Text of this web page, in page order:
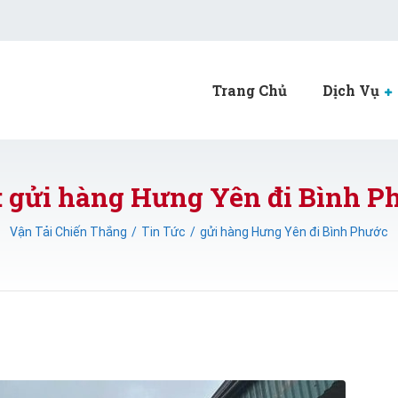
Trang Chủ Dịch Vụ
gửi hàng Hưng Yên đi Bình
Vận Tải Chiến Thắng Tin Tức gửi hàng Hưng Yên đi Bình Phước